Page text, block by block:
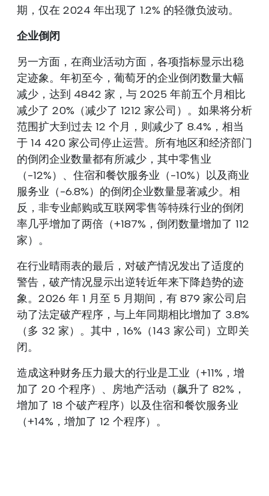
期，仅在 2024 年出现了 1.2% 的轻微负波动。
企业倒闭
另一方面，在商业活动方面，各项指标显示出稳
定迹象。年初至今，葡萄牙的企业倒闭数量大幅
减少，达到 4842 家，与 2025 年前五个月相比
减少了 20%（减少了 1212 家公司）。如果将分析
范围扩大到过去 12 个月，则减少了 8.4%，相当
于 14 420 家公司停止运营。所有地区和经济部门
的倒闭企业数量都有所减少，其中零售业
（-12%）、住宿和餐饮服务业（-10%）以及商业
服务业（-6.8%）的倒闭企业数量显著减少。相
反，非专业邮购或互联网零售等特殊行业的倒闭
率几乎增加了两倍（+187%，倒闭数量增加了 112
家）。
在行业晴雨表的最后，对破产情况发出了适度的
警告，破产情况显示出逆转近年来下降趋势的迹
象。2026 年 1 月至 5 月期间，有 879 家公司启
动了法定破产程序，与上年同期相比增加了 3.8%
（多 32 家）。其中，16%（143 家公司）立即关
闭。
造成这种财务压力最大的行业是工业（+11%，增
加了 20 个程序）、房地产活动（飙升了 82%，
增加了 18 个破产程序）以及住宿和餐饮服务业
（+14%，增加了 12 个程序）。